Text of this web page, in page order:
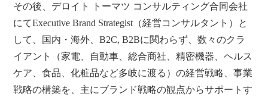
その後、デロイト トーマツ コンサルティング合同会社
にてExecutive Brand Strategist（経営コンサルタント）と
して、国内・海外、B2C, B2Bに関わらず、数々のクラ
イアント（家電、自動車、総合商社、精密機器、ヘルス
ケア、食品、化粧品など多岐に渡る）の経営戦略、事業
戦略の構築を、主にブランド戦略の観点からサポートす